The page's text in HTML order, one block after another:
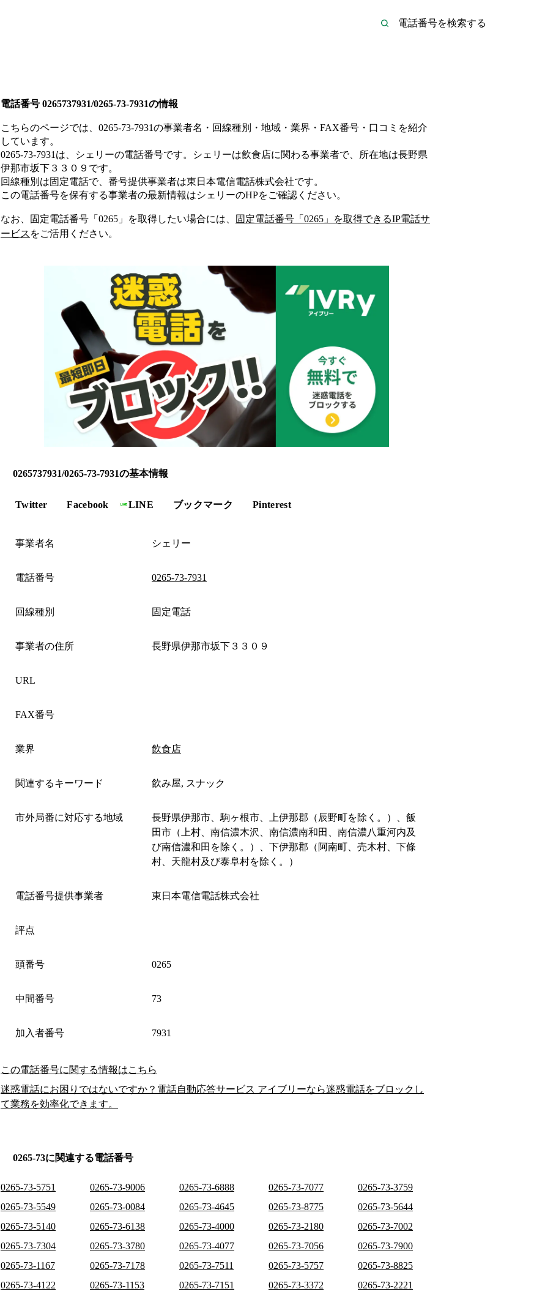
電話番号 0265737931/0265-73-7931の情報
こちらのページでは、 0265-73-7931の事業者名・回線種別・地域・業界・FAX番号・口コミを紹介
しています。
0265-73-7931 は、 シェリーの電話番号です。 シェリーは飲食店に関わる事業者で、所在地は長野県
伊那市坂下３３０９ です。
回線種別は固定電話で、番号提供事業者は東日本電信電話株式会社です。
この電話番号を保有する事業者の最新情報はシェリーのHPをご確認ください。
なお、固定電話番号「 0265 」を取得したい場合には、 固定電話番号「 0265 」を取得できるIP電話サ
ービス をご活用ください。
0265737931/0265-73-7931の基本情報
Twitter Facebook LINE ブックマーク Pinterest
事業者名 シェリー
電話番号 0265-73-7931
回線種別 固定電話
事業者の住所 長野県伊那市坂下３３０９
URL
FAX番号
業界 飲食店
関連するキーワード 飲み屋, スナック
市外局番に対応する地域
長野県伊那市、駒ヶ根市、上伊那郡（辰野町を除く。）、飯
田市（上村、南信濃木沢、南信濃南和田、南信濃八重河内及
び南信濃和田を除く。）、下伊那郡（阿南町、売木村、下條
村、天龍村及び泰阜村を除く。）
電話番号提供事業者 東日本電信電話株式会社
評点
頭番号 0265
中間番号 73
加入者番号 7931
この電話番号に関する情報はこちら
迷惑電話にお困りではないですか？電話自動応答サービス アイブリーなら迷惑電話をブロックし
て業務を効率化できます。
0265-73に関連する電話番号
0265-73-5751 0265-73-9006 0265-73-6888 0265-73-7077
0265-73-3759
0265-73-5549
0265-73-0084 0265-73-4645 0265-73-8775
0265-73-5644
0265-73-5140
0265-73-6138 0265-73-4000 0265-73-2180
0265-73-7002
0265-73-7304
0265-73-3780 0265-73-4077 0265-73-7056
0265-73-7900
0265-73-1167
0265-73-7178 0265-73-7511 0265-73-5757
0265-73-8825
0265-73-4122
0265-73-1153 0265-73-7151 0265-73-3372
0265-73-2221